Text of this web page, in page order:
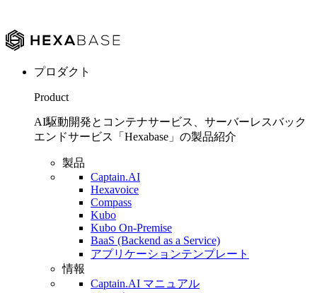
プロダクト
Product
AI駆動開発とコンテナサービス、サーバーレスバック
エンドサービス「Hexabase」の製品紹介
製品
Captain.AI
Hexavoice
Compass
Kubo
Kubo On-Premise
BaaS (Backend as a Service)
アプリケーションテンプレート
情報
Captain.AI マニュアル